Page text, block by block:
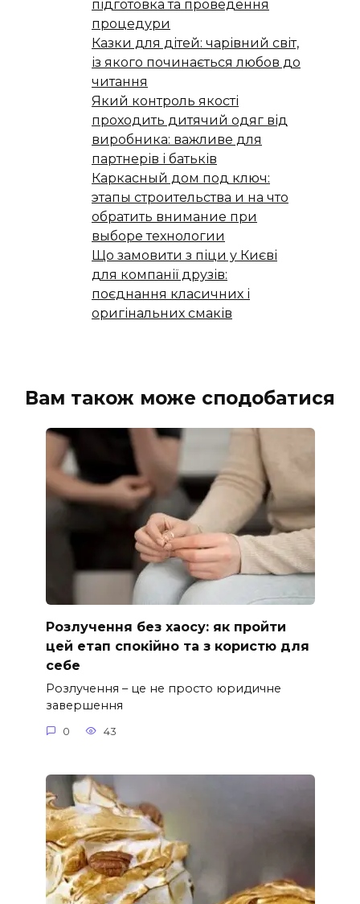
підготовка та проведення
процедури
Казки для дітей: чарівний світ,
із якого починається любов до
читання
Який контроль якості
проходить дитячий одяг від
виробника: важливе для
партнерів і батьків
Каркасный дом под ключ:
этапы строительства и на что
обратить внимание при
выборе технологии
Що замовити з піци у Києві
для компанії друзів:
поєднання класичних і
оригінальних смаків
Вам також може сподобатися
Розлучення без хаосу: як пройти
цей етап спокійно та з користю для
себе
Розлучення – це не просто юридичне
завершення
0 43